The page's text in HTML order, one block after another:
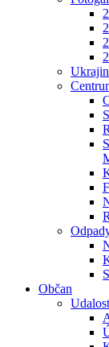
Občan